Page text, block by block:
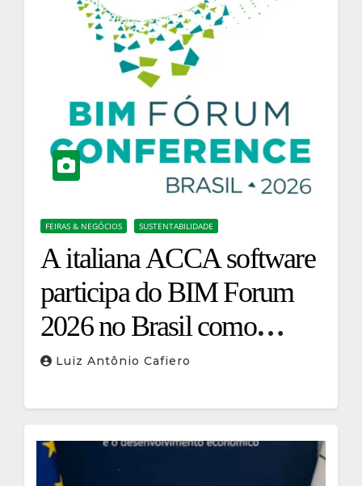
FEIRAS & NEGÓCIOS SUSTENTABILIDADE
A italiana ACCA software
participa do BIM Forum
2026 no Brasil como
destaque
Luiz Antônio Cafiero